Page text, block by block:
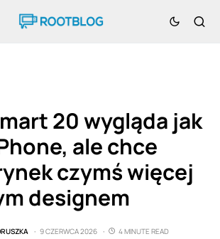
20 wygląda jak
ale chce
czymś więcej
designem
9 CZERWCA 2026
4 MINUTE READ